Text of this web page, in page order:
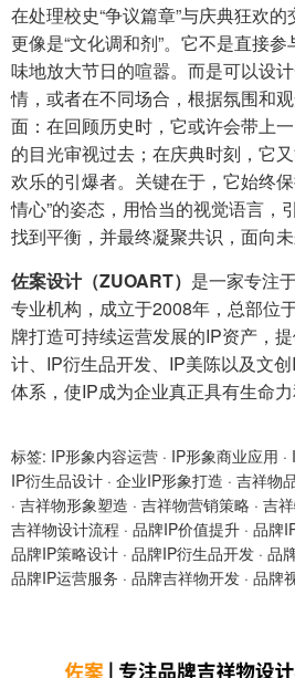
在处理校史“争议篇章”与庆典狂欢
更像是“文化调和剂”。它不是直接
味地放大节日的喧嚣。而是可以设
情，或者在不同场合，根据氛围和
面：在回顾历史时，它或许会带上
的目光审视过去；在庆典时刻，它
欢乐的引爆者。关键在于，它始终
情心”的姿态，用恰当的视觉语言，
找到平衡，并最终凝聚共识，面向未
佐案设计（ZUOART） 是一家专注
专业机构，成立于2008年，总部位
牌打造可持续运营发展的IP资产，
计、IP衍生品开发、IP美陈以及文
体系，使IP成为企业真正具有生命力
标签: IP形象内容运营 · IP形象商业应用 ·
IP衍生品设计 · 企业IP形象打造 · 吉祥物
· 吉祥物形象塑造 · 吉祥物营销策略 · 吉
吉祥物设计流程 · 品牌IP价值提升 · 品牌
品牌IP策略设计 · 品牌IP衍生品开发 · 品
品牌IP运营服务 · 品牌吉祥物开发 · 品牌